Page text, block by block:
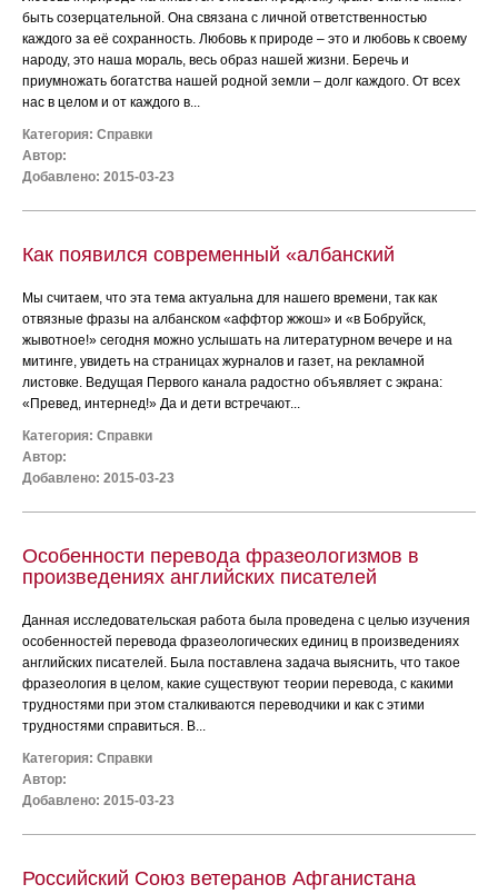
быть созерцательной. Она связана с личной ответственностью
каждого за её сохранность. Любовь к природе – это и любовь к своему
народу, это наша мораль, весь образ нашей жизни. Беречь и
приумножать богатства нашей родной земли – долг каждого. От всех
нас в целом и от каждого в...
Категория: Справки
Автор:
Добавлено: 2015-03-23
Как появился современный «албанский
Мы считаем, что эта тема актуальна для нашего времени, так как
отвязные фразы на албанском «аффтор жжош» и «в Бобруйск,
жывотное!» сегодня можно услышать на литературном вечере и на
митинге, увидеть на страницах журналов и газет, на рекламной
листовке. Ведущая Первого канала радостно объявляет с экрана:
«Превед, интернед!» Да и дети встречают...
Категория: Справки
Автор:
Добавлено: 2015-03-23
Особенности перевода фразеологизмов в
произведениях английских писателей
Данная исследовательская работа была проведена с целью изучения
особенностей перевода фразеологических единиц в произведениях
английских писателей. Была поставлена задача выяснить, что такое
фразеология в целом, какие существуют теории перевода, с какими
трудностями при этом сталкиваются переводчики и как с этими
трудностями справиться. В...
Категория: Справки
Автор:
Добавлено: 2015-03-23
Российский Союз ветеранов Афганистана